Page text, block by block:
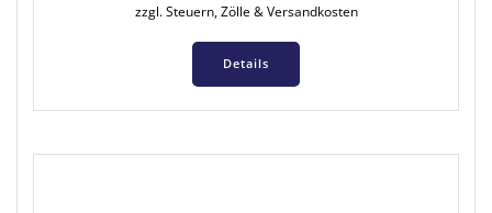
zzgl. Steuern, Zölle & Versandkosten
Details